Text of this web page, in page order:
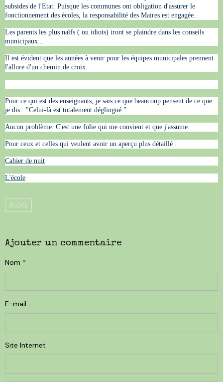
subsides de l'Etat. Puisque les communes ont obligation d'assurer le
fonctionnement des écoles, la responsabilité des Maires est engagée.
Les parents les plus naïfs ( ou idiots) iront se plaindre dans les conseils
municipaux...
Il est évident que les années à venir pour les équipes municipales prennent
l'allure d'un chemin de croix.
Pour ce qui est des enseignants, je sais ce que beaucoup pensent de ce que
je dis : "Celui-là est totalement déglingué."
Aucun problème. C'est une folie qui me convient et que j'assume.
Pour ceux et celles qui veulent avoir un aperçu plus détaillé :
Cahier de nuit
L'école
BLOG
Ajouter un commentaire
Nom
E-mail
Site Internet